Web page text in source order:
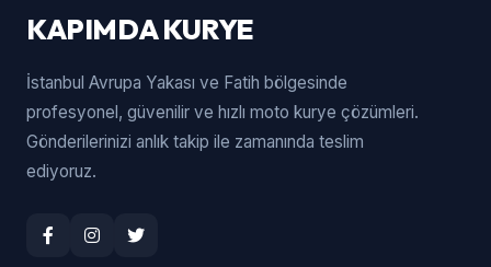
KAPIMDA KURYE
İstanbul Avrupa Yakası ve Fatih bölgesinde
profesyonel, güvenilir ve hızlı moto kurye çözümleri.
Gönderilerinizi anlık takip ile zamanında teslim
ediyoruz.